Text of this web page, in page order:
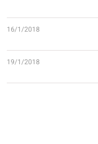
16/1/2018
19/1/2018